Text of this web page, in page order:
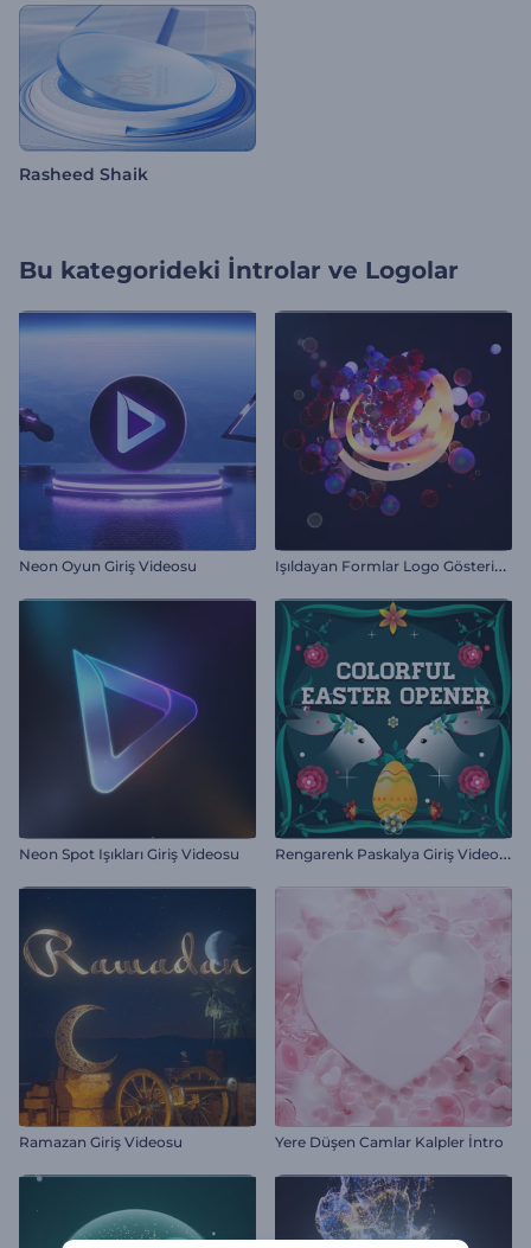
Rasheed Shaik
Bu kategorideki İntrolar ve Logolar
Neon Oyun Giriş Videosu I
şıldayan Formlar Logo Gösterimi
Neon Spot Işıkları Giriş Videosu R
engarenk Paskalya Giriş Videosu
Ramazan Giriş Videosu Yere Düşen Camlar Kalpler İntro